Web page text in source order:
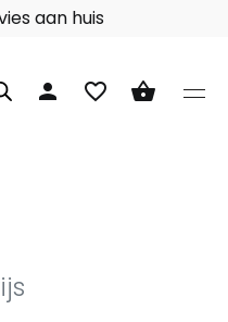
aan huis
person favorite_border shopping_basket